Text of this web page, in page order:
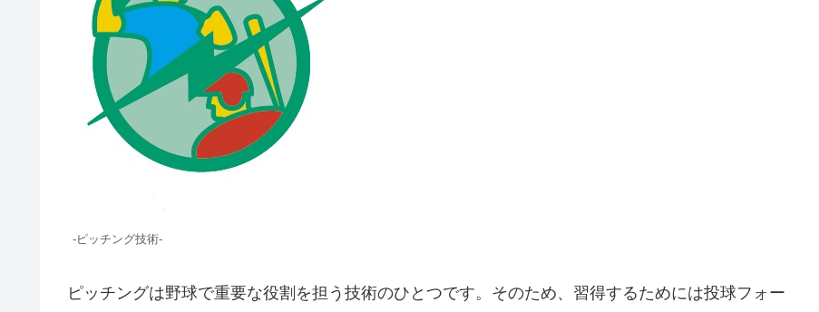
-ピッチング技術-
ピッチングは野球で重要な役割を担う技術のひとつです。そのため、習得するためには投球フォー